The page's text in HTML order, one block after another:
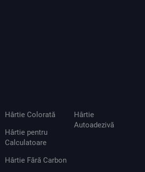
Hârtie Colorată
Hârtie pentru
Calculatoare
Hârtie Fără Carbon
Hârtie
Autoadezivă